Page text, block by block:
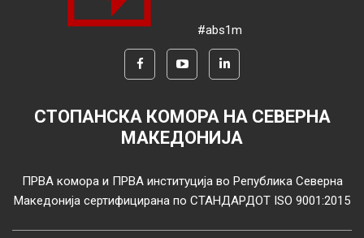
#abs1m
СТОПАНСКА КОМОРА НА СЕВЕРНА
МАКЕДОНИЈА
ПРВА комора и ПРВА институција во Република Северна
Македонија сертифицирана по СТАНДАРДОТ ISO 9001:2015